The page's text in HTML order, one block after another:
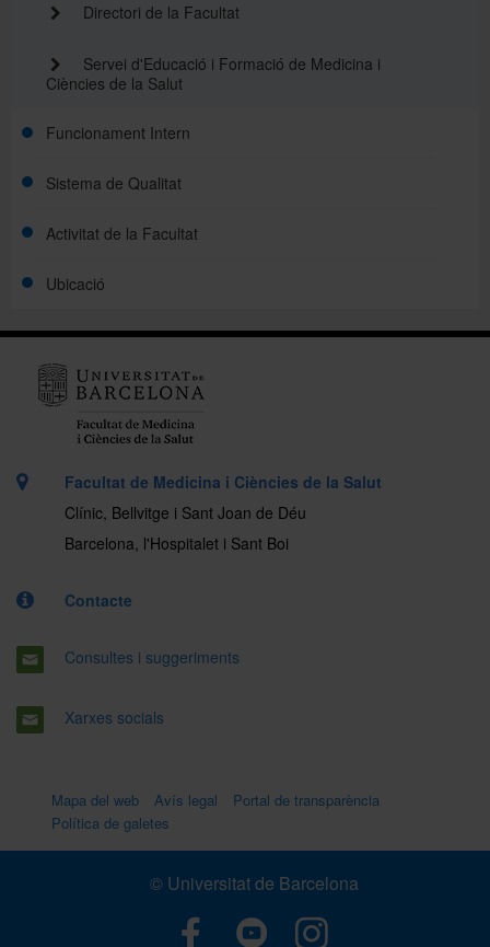
Directori de la Facultat
Servei d'Educació i Formació de Medicina i
Ciències de la Salut
Funcionament Intern
Sistema de Qualitat
Activitat de la Facultat
Ubicació
Facultat de Medicina i Ciències de la Salut
Clínic, Bellvitge i Sant Joan de Déu
Barcelona, l'Hospitalet i Sant Boi
Contacte
Consultes i suggeriments
Xarxes socials
Mapa del web Avís legal
Portal de transparència
Política de galetes
© Universitat de Barcelona